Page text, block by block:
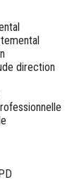
direction